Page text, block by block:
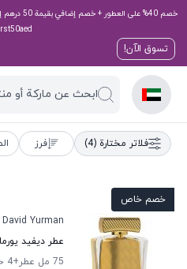
خصم 40%
تسوق الآن!
ابحث عن ماركة أو
فلاتر مختارة (4) فرز
خصم خاص
David Yurman
عطر ديفيد
75 مل عطر
+4